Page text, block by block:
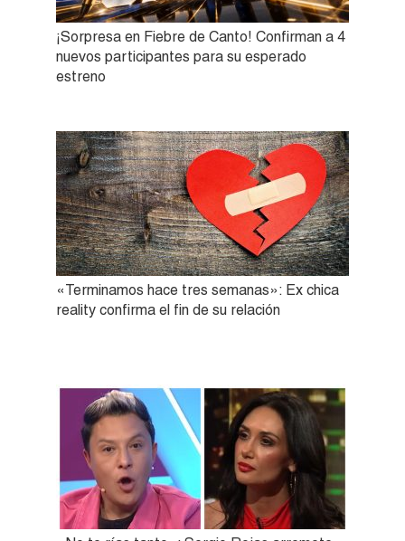
¡Sorpresa en Fiebre de Canto! Confirman a 4
nuevos participantes para su esperado
estreno
«Terminamos hace tres semanas»: Ex chica
reality confirma el fin de su relación